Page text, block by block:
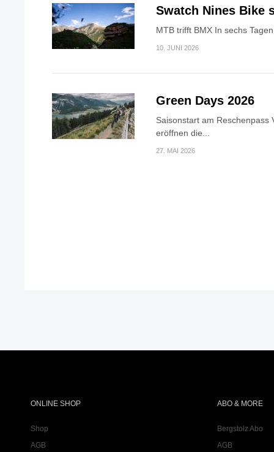
Swatch Nines Bike
MTB trifft BMX In sechs
10. JUNI 2026
Green Days 2026
Saisonstart am Reschenpass
eröffnen die...
27. MAI 2026
ONLINE SHOP
Shop
AGB
ABO & MORE
Bergstolz Abo
AGB